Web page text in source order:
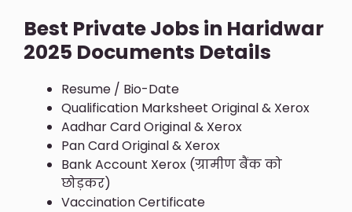
Best Private Jobs in Haridwar
2025 Documents Details
Resume / Bio-Date
Qualification Marksheet Original & Xerox
Aadhar Card Original & Xerox
Pan Card Original & Xerox
Bank Account Xerox (ग्रामीण बैंक को
छोड़कर)
Vaccination Certificate